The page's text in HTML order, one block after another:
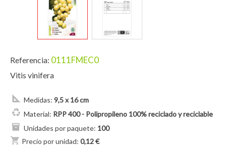
Referencia: 0111FMEC0
Vitis vinifera
Medidas: 9,5 x 16 cm
Material: RPP 400 - Polipropileno 100% reciclado y reciclable
Unidades por paquete: 100
shopping_cart Precio por unidad: 0,12 €